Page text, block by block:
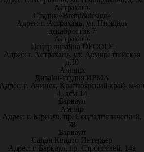
Астрахань
Студия «Brend&design»
Адрес: г. Астрахань, ул. Площадь
декабристов 7
Астрахань
Центр дизайна DECOLE
Адрес: г. Астрахань, ул. Адмиралтейская
д.30
Ачинск
Дизайн-студия ИРМА
Адрес: г. Ачинск, Красноярский край, м-он
4, дом 14
Барнаул
Ампир
Адрес: г. Барнаул, пр. Социалистический,
78
Барнаул
Салон Квадро Интерьер
Адрес: г. Барнаул, пр. Строителей, 14а